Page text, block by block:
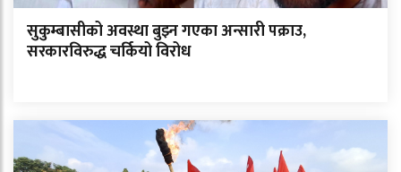
सुकुम्बासीको अवस्था बुझ्न गएका अन्सारी पक्राउ,
सरकारविरुद्ध चर्कियो विरोध